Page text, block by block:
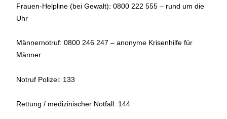
Frauen-Helpline (bei Gewalt): 0800 222 555 – rund um die
Uhr
Männernotruf: 0800 246 247 – anonyme Krisenhilfe für
Männer
Notruf Polizei: 133
Rettung / medizinischer Notfall: 144